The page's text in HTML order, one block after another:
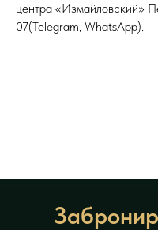
центра «Измайловский»
07(Telegram, WhatsApp).